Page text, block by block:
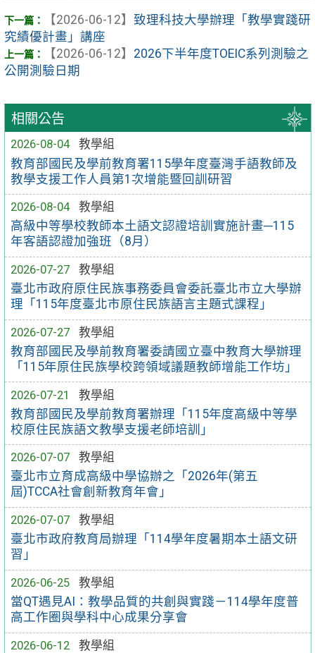
相關公告
2026-08-04
教學組
教育部國民及學前教育署115學年度臺灣手語教師及
教學支援工作人員第1次增能暨回訓研習
2026-08-04
教學組
高級中等學校教師本土語文認證培訓實施計畫─115
年客語認證加強班（8月）
2026-07-27
教學組
臺北市政府原住民族事務委員會委託臺北市立大學辦
理「115年度臺北市原住民族語言主題式課程」
2026-07-27
教學組
教育部國民及學前教育署委請國立臺中教育大學辦理
「115年原住民族學校跨領域議題教師增能工作坊」
2026-07-21
教學組
教育部國民及學前教育署辦理「115年度高級中等學
校原住民族語文教學支援老師培訓」
2026-07-07
教學組
臺北市立育成高級中學協辦之「2026年(第五
屆)TCCA社會創新教育年會」
2026-07-07
教學組
臺北市政府教育局辦理「114學年度暑期本土語文研
習」
2026-06-25
教學組
當QT遇見AI：教學品質的共創與實踐－114學年度普
高工作圈與學科中心成果分享會
2026-06-12
教學組
【2026-06-12】 致理科技大學辦理「教學實踐研
究績優計畫」講座
【2026-06-12】 2026下半年度TOEIC系列測驗之
公開測驗日期